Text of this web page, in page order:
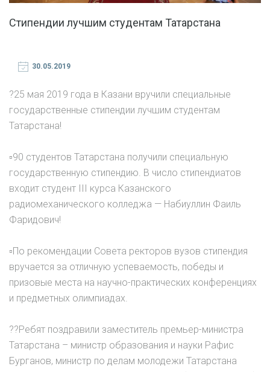
Стипендии лучшим студентам Татарстана
30.05.2019
?25 мая 2019 года в Казани вручили специальные
государственные стипендии лучшим студентам
Татарстана!
▫90 студентов Татарстана получили специальную
государственную стипендию. В число стипендиатов
входит студент III курса Казанского
радиомеханического колледжа — Набиуллин Фаиль
Фаридович!
▫По рекомендации Совета ректоров вузов стипендия
вручается за отличную успеваемость, победы и
призовые места на научно-практических конференциях
и предметных олимпиадах.
??Ребят поздравили заместитель премьер-министра
Татарстана – министр образования и науки Рафис
Бурганов, министр по делам молодежи Татарстана